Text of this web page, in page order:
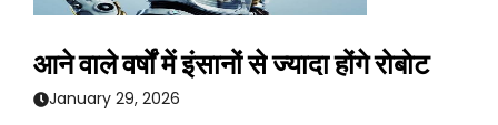
आने वाले वर्षों में इंसानों से ज्यादा होंगे रोबोट
January 29, 2026